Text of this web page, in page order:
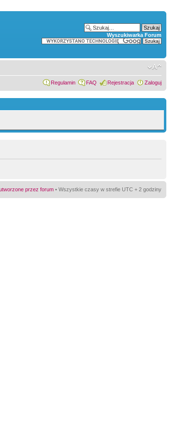
Wyszukiwarka Forum
Regulamin FAQ Rejestracja Zaloguj
przez forum • Wszystkie czasy w strefie UTC + 2 godziny